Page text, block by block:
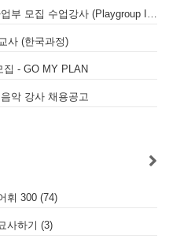
[채용공고] 대교 홍콩법인 트니트니 사업부 모집 수업강사 (Playgroup Instructor)
사 (한국과정)
집 - GO MY PLAN
악 강사 채용공고
휘 300 (74)
사하기 (3)